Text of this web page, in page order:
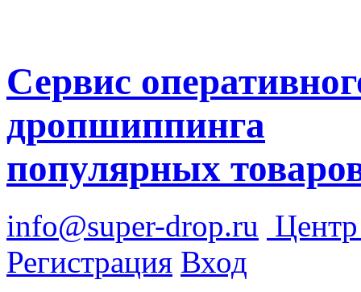
Сервис
дропшиппинга
популярных
info@super-drop.ru
Регистрация Вход